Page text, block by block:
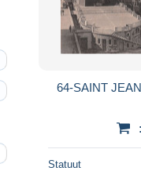
64-SAINT
Statuut